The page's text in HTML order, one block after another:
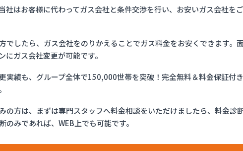
社はお客様に代わってガス会社と条件交渉を行い、お安いガス会社を
でしたら、ガス会社をのりかえることでガス料金をお安くできます。
にガス会社変更が可能です。
実績も、グループ全体で150,000世帯を突破！完全無料＆料金保証付
の方は、まずは専門スタッフへ料金相談をいただけましたら、料金診
のみであれば、WEB上でも可能です。